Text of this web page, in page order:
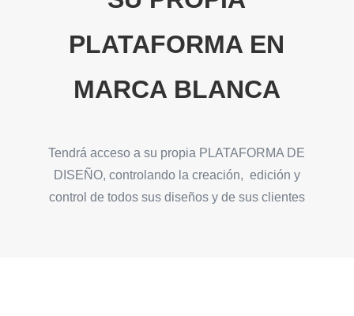
PLATAFORMA EN
MARCA BLANCA
Tendrá acceso a su propia PLATAFORMA DE
DISEÑO, controlando la creación, edición y
control de todos sus diseños y de sus clientes